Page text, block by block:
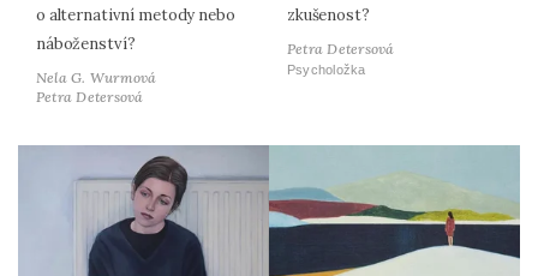
o alternativní metody nebo
náboženství?
Nela G. Wurmová
Petra Detersová
zkušenost?
Petra Detersová
Psycholožka